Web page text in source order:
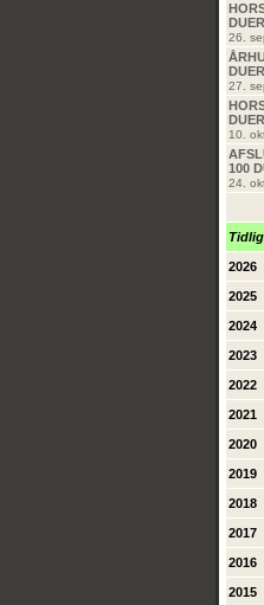
26.
27.
10.
100
24.
2026
2025
2024
2023
2022
2021
2020
2019
2018
2017
2016
2015